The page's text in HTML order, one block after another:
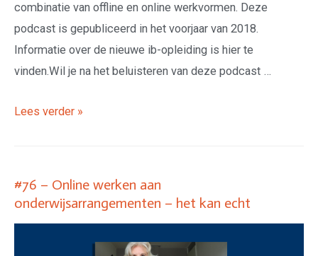
combinatie van offline en online werkvormen. Deze
podcast is gepubliceerd in het voorjaar van 2018.
Informatie over de nieuwe ib-opleiding is hier te
vinden.Wil je na het beluisteren van deze podcast …
Lees verder »
#76 – Online werken aan
onderwijsarrangementen – het kan echt